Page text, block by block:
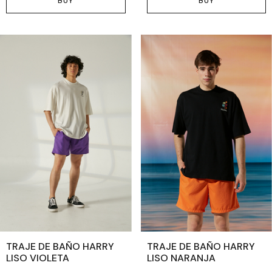
TRAJE DE BAÑO HARRY
LISO VIOLETA
TRAJE DE BAÑO HARRY
LISO NARANJA